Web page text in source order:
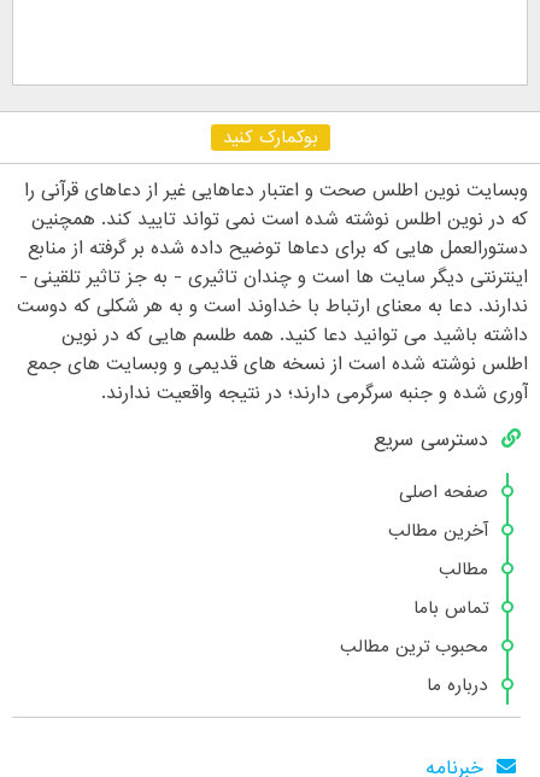
بوکمارک کنید
وبسایت نوین اطلس صحت و اعتبار دعاهایی غیر از دعاهای قرآنی را
که در نوین اطلس نوشته شده است نمی تواند تایید کند. همچنین
دستورالعمل هایی که برای دعاها توضیح داده شده بر گرفته از منابع
اینترنتی دیگر سایت ها است و چندان تاثیری - به جز تاثیر تلقینی -
ندارند. دعا به معنای ارتباط با خداوند است و به هر شکلی که دوست
داشته باشید می توانید دعا کنید. همه طلسم هایی که در نوین
اطلس نوشته شده است از نسخه های قدیمی و وبسایت های جمع
آوری شده و جنبه سرگرمی دارند؛ در نتیجه واقعیت ندارند.
دسترسی سریع
صفحه اصلی
آخرین مطالب
مطالب
تماس باما
محبوب ترین مطالب
درباره ما
خبرنامه